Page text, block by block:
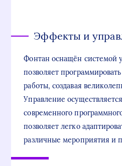
Эффекты и
Фонтан оснащён системой
позволяет
работы, создавая
Управление
современного
позволяет легко
различные мероприятия и